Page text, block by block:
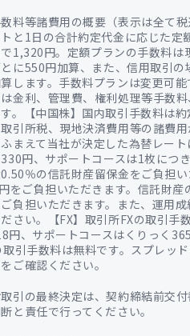
料等諸費用の概要（表示は全て
トと1日の合計約定代金に応じた
1,320円。定額プランの手数料
に550円加算、また、信用取引
します。手数料プランは変更可
金利、管理費、権利処理等手数
す。【中国株】国内取引手数料は
引所税、現地決済費用等の諸費
まえて当社が決定した為替レー
円、サポートコースは1枚につ
％の信託財産留保金をご負担
をご負担いただきます。信託財
負担いただきます。また、運用
さい。【FX】取引所FXの取引手
円、サポートコースはくりっく
取引手数料は無料です。スプレッ
ご確認ください。
引の最終決定は、契約締結前交
と責任で行ってください。